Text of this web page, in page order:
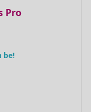
Pro
be!